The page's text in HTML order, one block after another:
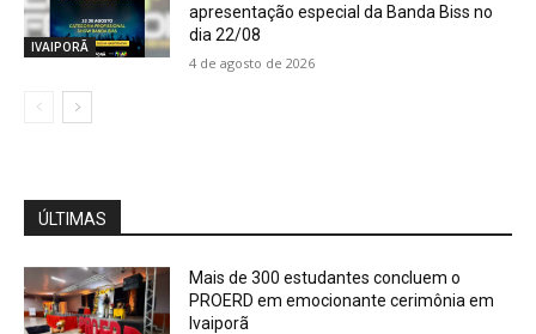
IVAIPORÃ
apresentação especial da Banda Biss no
dia 22/08
4 de agosto de 2026
ÚLTIMAS
Mais de 300 estudantes concluem o
PROERD em emocionante cerimônia em
Ivaiporã